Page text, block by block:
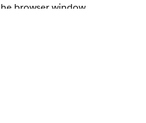
browser window.
window.